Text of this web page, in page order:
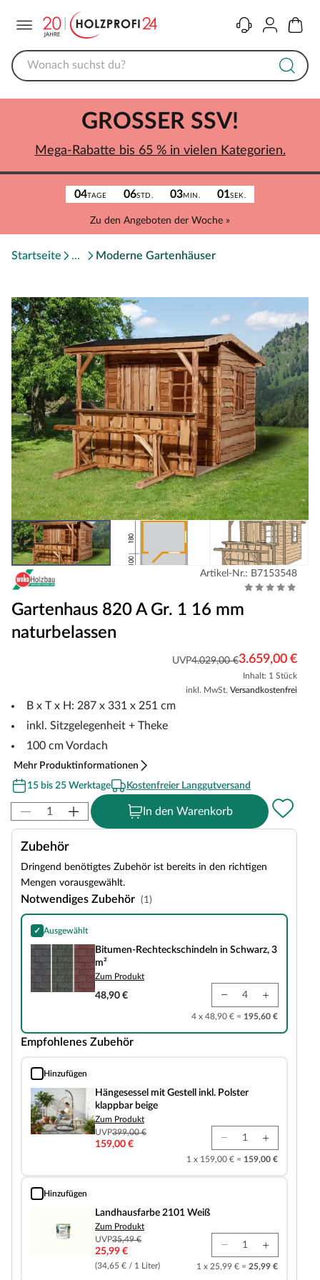
KontaktKonto
04TAGE 06STD. 03MIN. 01SEK.
Zu den Angeboten der Woche »
GROSSER SSV!
Mega-Rabatte bis 65 % in vielen Kategorien.
Startseite Moderne Gartenhäuser
Artikel-Nr.: B7153548
Gartenhaus 820 A Gr. 1 16 mm
naturbelassen
UVP4.029,00 €3.659,00 €
Inhalt: 1 Stück
inkl. MwSt. Versandkostenfrei
B x T x H: 287 x 331 x 251 cm
inkl. Sitzgelegenheit + Theke
100 cm Vordach
Mehr Produktinformationen
15 bis 25 Werktage
Kostenfreier Langgutversand
In den Warenkorb
Zubehör
Dringend benötigtes Zubehör ist bereits in den richtigen
Mengen vorausgewählt.
Notwendiges Zubehör (1)
✓ Ausgewählt
Bitumen-Rechteckschindeln in Schwarz, 3 m²
Bitumen-Rechteckschindeln in Schwarz, 3
m²
Zum Produkt
48,90 €
4 x 48,90 € = 195,60 €
Empfohlenes Zubehör
Hinzufügen
Hängesessel mit Gestell inkl. Polster klappbar beige
Hängesessel mit Gestell inkl. Polster
klappbar beige
Zum Produkt
UVP399,00 €
159,00 €
1 x 159,00 € = 159,00 €
Hinzufügen
Landhausfarbe 2101 Weiß
Landhausfarbe 2101 Weiß
Zum Produkt
UVP35,49 €
25,99 €
(34,65 € / 1 Liter) 1 x 25,99 € = 25,99 €